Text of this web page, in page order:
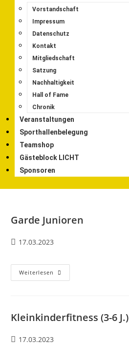
Vorstandschaft
Impressum
Datenschutz
Kontakt
Mitgliedschaft
Satzung
Nachhaltigkeit
Hall of Fame
Chronik
Veranstaltungen
Sporthallenbelegung
Teamshop
Gästeblock LICHT
Sponsoren
Garde Junioren
17.03.2023
Weiterlesen
Kleinkinderfitness (3-6 J.)
17.03.2023